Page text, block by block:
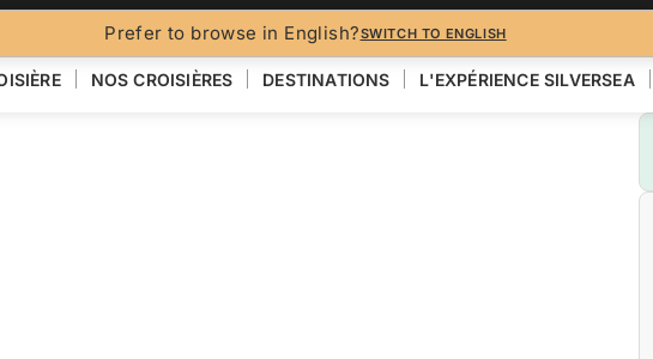
Prefer to browse in English?SWITCH TO ENGLISH
NOS CROISIÈRES DESTINATIONS L'EXPÉRIENCE SILVERSEA